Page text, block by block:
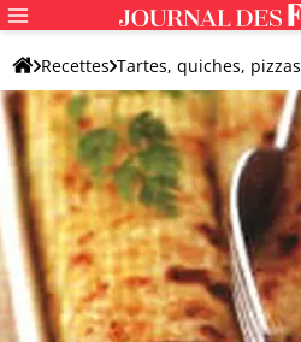
Recettes Tartes, quiches, pizzas
Galette de sarrasin et crêpe salée